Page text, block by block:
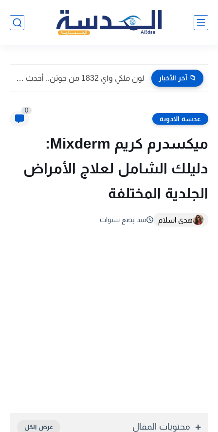
📁 آخر الأخبار هل مجموعك يكفي؟.. تنسيق الثانوية العامة 2026 في الدقهلية بعد...
عدسة الادوية
0
ميكسدرم كريم Mixderm:
دليلك الشامل لعلاج الأمراض
الجلدية المختلفة
هدى اسلام منذ بضع سنوات
محتويات المقال